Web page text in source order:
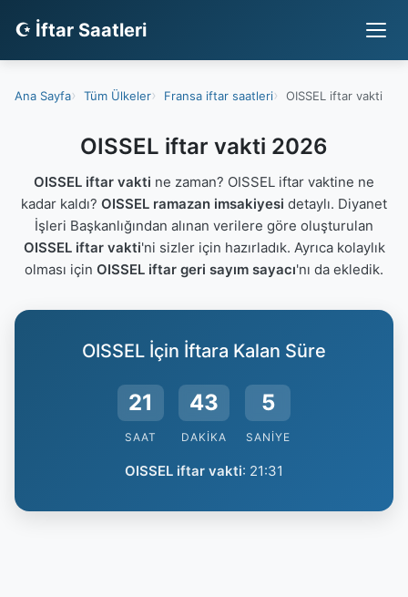
☪ İftar Saatleri
Ana Sayfa Tüm Ülkeler Fransa iftar saatleri OISSEL iftar vakti
OISSEL iftar vakti 2026
OISSEL iftar vakti ne zaman? OISSEL iftar vaktine ne
kadar kaldı? OISSEL ramazan imsakiyesi detaylı. Diyanet
İşleri Başkanlığından alınan verilere göre oluşturulan
OISSEL iftar vakti'ni sizler için hazırladık. Ayrıca kolaylık
olması için OISSEL iftar geri sayım sayacı'nı da ekledik.
OISSEL İçin İftara Kalan Süre
21
SAAT
43
DAKIKA
4
SANIYE
OISSEL iftar vakti: 21:31